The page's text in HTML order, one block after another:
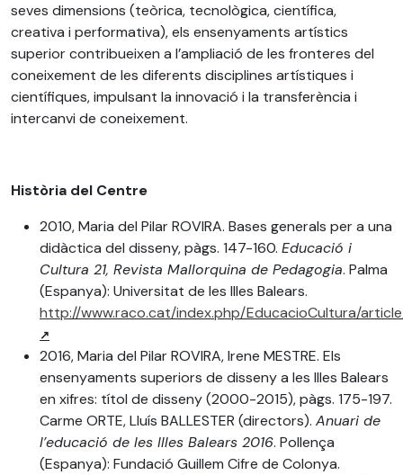
seves dimensions (teòrica, tecnològica, científica,
creativa i performativa), els ensenyaments artístics
superior contribueixen a l’ampliació de les fronteres del
coneixement de les diferents disciplines artístiques i
científiques, impulsant la innovació i la transferència i
intercanvi de coneixement.
Història del Centre
2010, Maria del Pilar ROVIRA. Bases generals per a una
didàctica del disseny, pàgs. 147-160. Educació i
Cultura 21, Revista Mallorquina de Pedagogia. Palma
(Espanya): Universitat de les Illes Balears.
http://www.raco.cat/index.php/EducacioCultura/
2016, Maria del Pilar ROVIRA, Irene MESTRE. Els
ensenyaments superiors de disseny a les Illes Balears
en xifres: títol de disseny (2000-2015), pàgs. 175-197.
Carme ORTE, Lluís BALLESTER (directors). Anuari de
l’educació de les Illes Balears 2016. Pollença
(Espanya): Fundació Guillem Cifre de Colonya.